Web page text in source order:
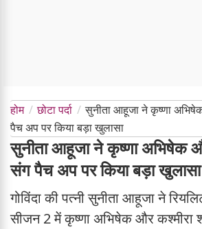
होम छोटा पर्दा
सुनीता आहूजा ने कृष्णा
पैच अप पर किया बड़ा खुलासा
सुनीता आहूजा ने कृष्णा अभिषेक
संग पैच अप पर किया बड़ा खुलासा
गोविंदा की पत्नी सुनीता आहूजा ने
सीजन 2 में कृष्णा अभिषेक और कश्मीरा